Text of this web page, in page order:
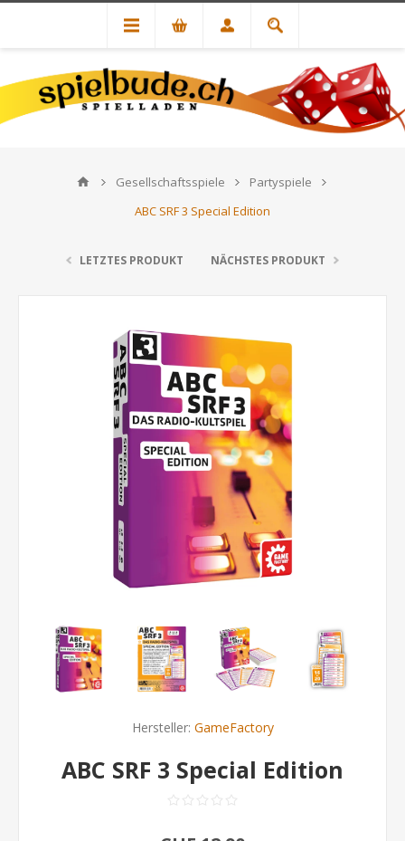
Gesellschaftsspiele
Partyspiele
ABC SRF 3 Special Edition
LETZTES PRODUKT NÄCHSTES PRODUKT
Hersteller: GameFactory
ABC SRF 3 Special Edition